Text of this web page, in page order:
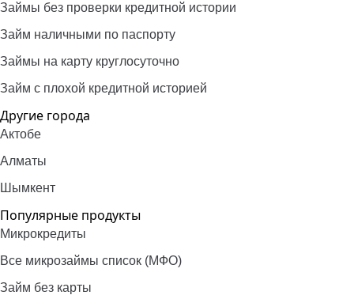
Займы без проверки кредитной истории
Займ наличными по паспорту
Займы на карту круглосуточно
Займ с плохой кредитной историей
Другие города
Актобе
Алматы
Шымкент
Популярные продукты
Микрокредиты
Все микрозаймы список (МФО)
Займ без карты